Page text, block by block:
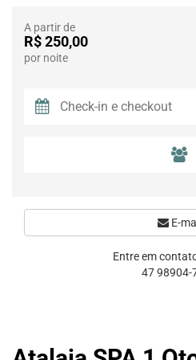
A partir de
R$ 250,00
por noite
E-
Entre em
47 98904-